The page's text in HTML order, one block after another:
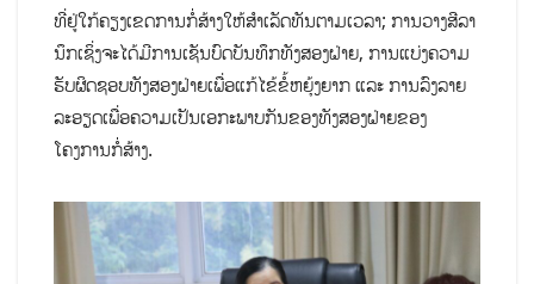
ທີ່ຢູ່ໃກ້ຄຽງເຂດການກໍ່ສ້າງໃຫ້ສໍາເລັດທັນຕາມເວລາ; ການວາງສີລາ
ນຶກເຊິ່ງຈະໄດ້ມີການເຊັນບົດບັນທຶກທັງສອງຝ່າຍ, ການແບ່ງຄວາມ
ຮັບຜິດຊອບທັງສອງຝ່າຍເພື່ອແກ້ໄຂ້ຂໍ້ຫຍຸ້ງຍາກ ແລະ ການລົງລາຍ
ລະອຽດເພື່ອຄວາມເປັນເອກະພາບກັນຂອງທັງສອງຝ່າຍຂອງ
ໂຄງການກໍ່ສ້າງ.